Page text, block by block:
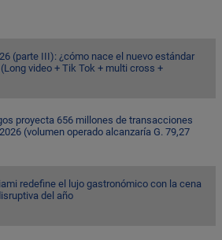
(parte III): ¿cómo nace el nuevo estándar
video + Tik Tok + multi cross +
proyecta 656 millones de transacciones
(volumen operado alcanzaría G. 79,27
redefine el lujo gastronómico con la cena
del año